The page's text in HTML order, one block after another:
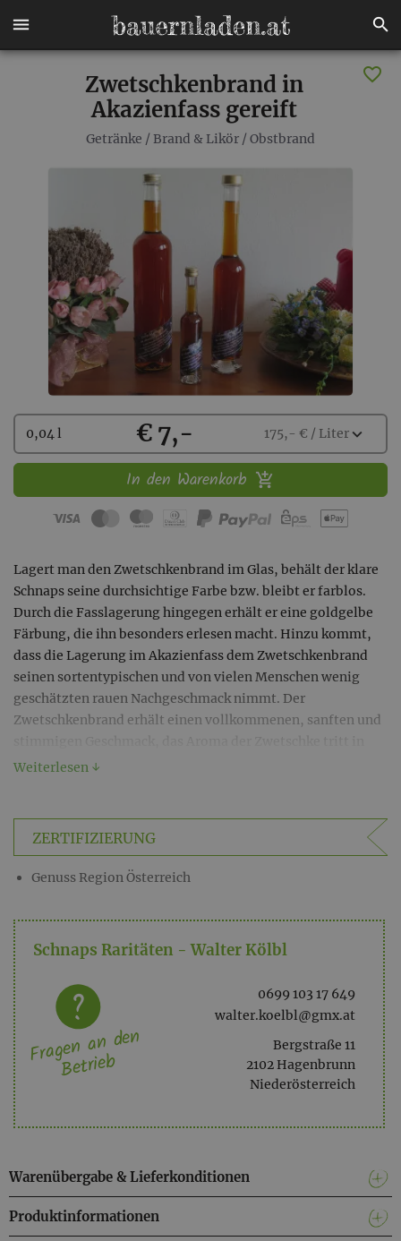
Zwetschkenbrand in
Akazienfass gereift
Getränke / Brand & Likör / Obstbrand
Kaufen
Wählen
Sie
Menge
0,04 l € 7,- 175,- € / Literexpand_more
In den Warenkorb
Lagert man den Zwetschkenbrand im Glas, behält der klare
Schnaps seine durchsichtige Farbe bzw. bleibt er farblos.
Durch die Fasslagerung hingegen erhält er eine goldgelbe
Färbung, die ihn besonders erlesen macht. Hinzu kommt,
dass die Lagerung im Akazienfass dem Zwetschkenbrand
seinen sortentypischen und von vielen Menschen wenig
geschätzten rauen Nachgeschmack nimmt. Der
Zwetschkenbrand erhält einen vollkommenen, sanften und
den Vordergrund.
Weiterlesen ↓
ZERTIFIZIERUNG
Genuss Region Österreich
Schnaps Raritäten - Walter Kölbl
0699 103 17 649
walter.koelbl@gmx.at
Bergstraße 11
2102 Hagenbrunn
Niederösterreich
Fragen an den
Betrieb
Warenübergabe & Lieferkonditionen
Produktinformationen